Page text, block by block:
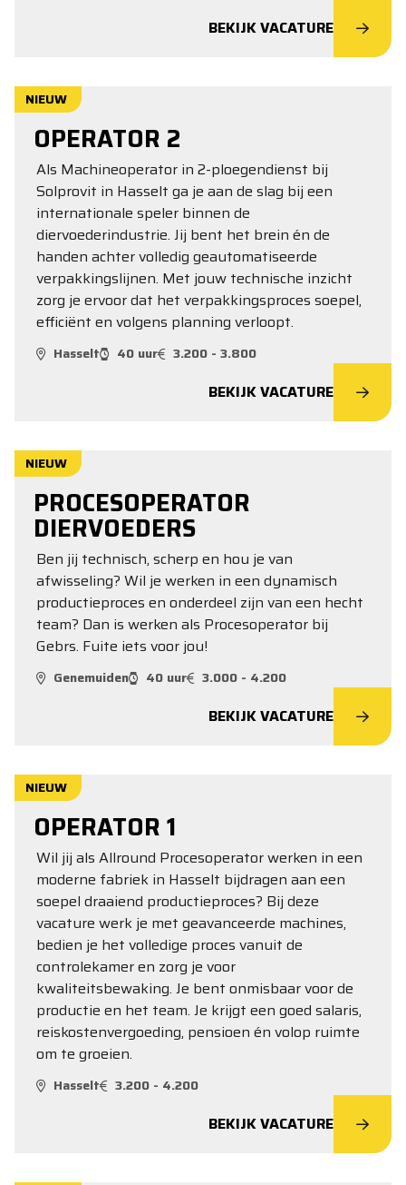
BEKIJK VACATURE
NIEUW
OPERATOR 2
Als Machineoperator in 2-ploegendienst bij
Solprovit in Hasselt ga je aan de slag bij een
internationale speler binnen de
diervoederindustrie. Jij bent het brein én de
handen achter volledig geautomatiseerde
verpakkingslijnen. Met jouw technische inzicht
zorg je ervoor dat het verpakkingsproces soepel,
efficiënt en volgens planning verloopt.
Hasselt 40 uur 3.200 - 3.800
BEKIJK VACATURE
NIEUW
PROCESOPERATOR
DIERVOEDERS
Ben jij technisch, scherp en hou je van
afwisseling? Wil je werken in een dynamisch
productieproces en onderdeel zijn van een hecht
team? Dan is werken als Procesoperator bij
Gebrs. Fuite iets voor jou!
Genemuiden 40 uur 3.000 - 4.200
BEKIJK VACATURE
NIEUW
OPERATOR 1
Wil jij als Allround Procesoperator werken in een
moderne fabriek in Hasselt bijdragen aan een
soepel draaiend productieproces? Bij deze
vacature werk je met geavanceerde machines,
bedien je het volledige proces vanuit de
controlekamer en zorg je voor
kwaliteitsbewaking. Je bent onmisbaar voor de
productie en het team. Je krijgt een goed salaris,
reiskostenvergoeding, pensioen én volop ruimte
om te groeien.
Hasselt 3.200 - 4.200
BEKIJK VACATURE